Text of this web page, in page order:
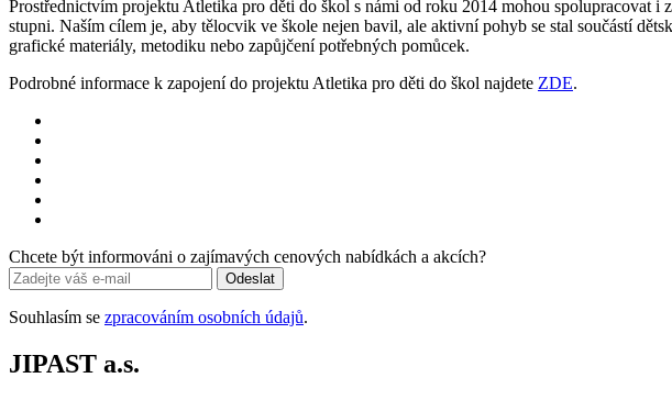
Prostřednictvím projektu Atletika pro děti do škol s námi od roku 2014 mohou spolupracovat
stupni. Naším cílem je, aby tělocvik ve škole nejen bavil, ale aktivní pohyb se stal součástí
grafické materiály, metodiku nebo zapůjčení potřebných pomůcek.
Podrobné informace k zapojení do projektu Atletika pro děti do škol najdete ZDE.
Chcete být informováni o zajímavých cenových nabídkách a akcích?
Odeslat
Souhlasím se zpracováním osobních údajů.
JIPAST a.s.